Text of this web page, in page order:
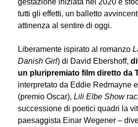
tutti gli effetti, un balletto
attinenza al sentire di oggi.
Liberamente ispirato al romanzo
Danish Girl) di David Ebershoff,
un pluripremiato film diretto da
interpretato da Eddie Redmayne
(premio Oscar), Lili Elbe Show
successione di poetici quadri la
paesaggista Einar Wegener –